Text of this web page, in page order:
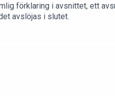
förklaring i avsnittet, ett
avslöjas i slutet.